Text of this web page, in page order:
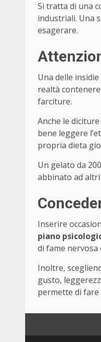
Si tratta di una
industriali. Una
esagerare.
Una delle
realtà
farciture.
Anche le
bene leggere
propria dieta
Un gelato da
abbinato ad
Inserire
piano
di fame nervosa
Inoltre,
gusto,
permette di fare